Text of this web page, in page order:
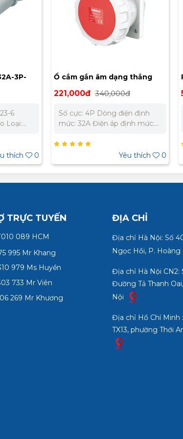
3P-
6
Loại:
3P
mức:
6H Chỉ
chịu
thích 0
Ổ cắm gắn âm dạng thẳng
32A-4P- 400V- 6H-IP67
221,000đ 340,000đ
Số cực: 4P Dòng điện định
mức: 32A Điện áp định mức:
cực đất: 6H Chất liệu:
Polyamide 6 chống cháy, chịu
va đập Nhiệt độ làm việc: -25
trong 30 phút ở nhiệt độ
Tiêu chuẩn: IEC60309
Yêu thích 0
TRỰC TUYẾN
089 HCM
995 Mr Khang
979 Ms Huyền
733 Mr Viên
269 Mr Khương
ĐỊA CHỈ
Địa chỉ Hà Nội: Số
Ngọc Hồi, P. Hoàng
Địa chỉ Hà Nội CN2:
Đường Tả Thanh
Nội
Địa chỉ Hồ Chí Minh
TX13, phường Thới